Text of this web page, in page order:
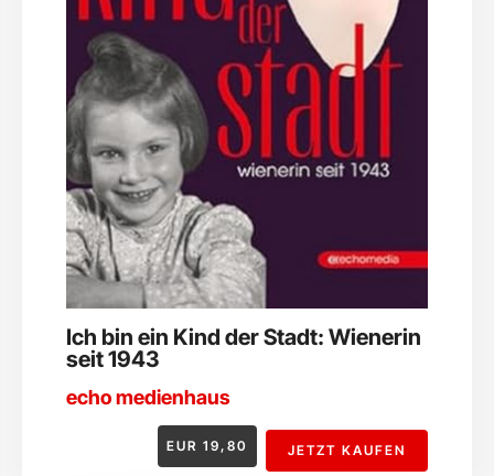
Ich bin ein Kind der Stadt: Wienerin
seit 1943
echo medienhaus
EUR 19,80 JETZT KAUFEN